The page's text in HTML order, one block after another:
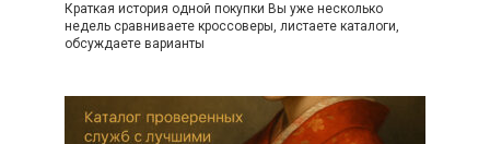
Краткая история одной покупки Вы уже несколько
недель сравниваете кроссоверы, листаете каталоги,
обсуждаете варианты